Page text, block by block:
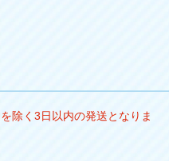
除く3日以内の発送となりま